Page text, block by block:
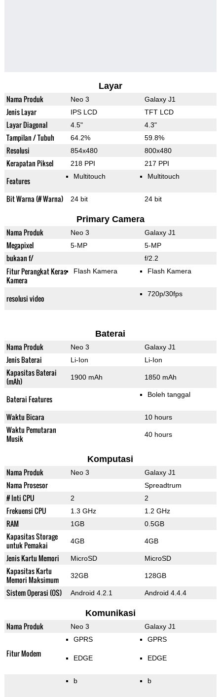
Layar
Nama Produk Neo 3 Galaxy J1
Jenis Layar IPS LCD TFT LCD
Layar Diagonal 4.5" 4.3"
Tampilan / Tubuh 64.2% 59.8%
Resolusi 854x480 800x480
Kerapatan Piksel 218 PPI 217 PPI
Features Multitouch Multitouch
Bit Warna (# Warna) 24 bit 24 bit
Primary Camera
Nama Produk Neo 3 Galaxy J1
Megapixel 5-MP 5-MP
bukaan f/ f/2.2
Fitur Perangkat Keras
Kamera
Flash Kamera Flash Kamera
resolusi video 720p/30fps
Baterai
Nama Produk Neo 3 Galaxy J1
Jenis Baterai Li-Ion Li-Ion
Kapasitas Baterai
(mAh)
1900 mAh 1850 mAh
Baterai Features Boleh tanggal
Waktu Bicara 10 hours
Waktu Pemutaran
Musik
40 hours
Komputasi
Nama Produk Neo 3 Galaxy J1
Nama Prosesor Spreadtrum
# Inti CPU 2 2
Frekuensi CPU 1.3 GHz 1.2 GHz
RAM 1GB 0.5GB
Kapasitas Storage
untuk Pemakai
4GB 4GB
Jenis Kartu Memori MicroSD MicroSD
Kapasitas Kartu
Memori Maksimum
32GB 128GB
Sistem Operasi (OS) Android 4.2.1 Android 4.4.4
Komunikasi
Nama Produk Neo 3 Galaxy J1
Fitur Modem
GPRS
EDGE
GPRS
EDGE
b b